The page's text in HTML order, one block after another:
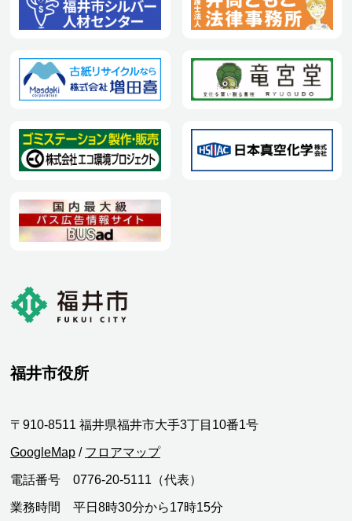
福井市役所
〒910-8511 福井県福井市大手3丁目10番1号
GoogleMap / フロアマップ
電話番号 0776-20-5111（代表）
業務時間 平日8時30分から17時15分